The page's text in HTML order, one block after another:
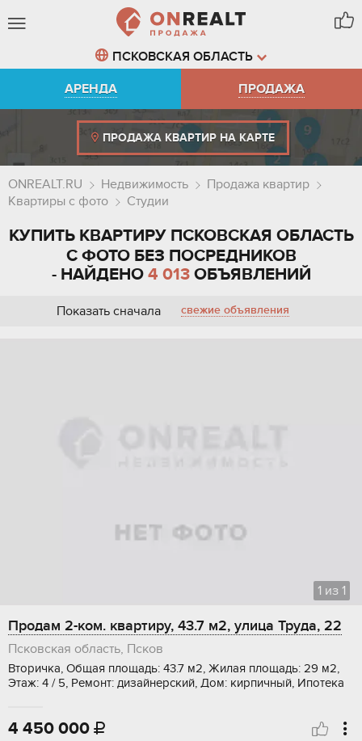
ПСКОВСКАЯ ОБЛАСТЬ
АРЕНДА
ПРОДАЖА
ПРОДАЖА КВАРТИР НА КАРТЕ
ONREALT.RU Недвижимость
Продажа квартир
Квартиры с фото
Студии
КУПИТЬ КВАРТИРУ ПСКОВСКАЯ ОБЛАСТЬ
С ФОТО БЕЗ ПОСРЕДНИКОВ
- НАЙДЕНО 4 013ОБЪЯВЛЕНИЙ
Показать сначала свежие объявления
1 из 1
Продам 2-ком. квартиру, 43.7 м2, улица Труда, 22
Псковская область, Псков
Вторичка, Общая площадь: 43.7 м2, Жилая площадь: 29 м2,
Этаж: 4 / 5, Ремонт: дизайнерский, Дом: кирпичный, Ипотека
4 450 000 